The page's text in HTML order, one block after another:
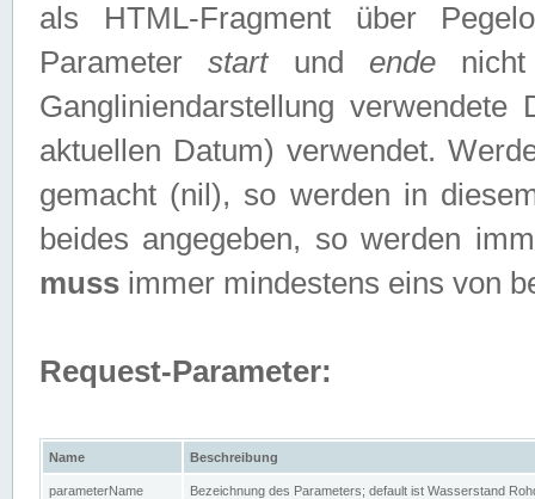
als HTML-Fragment über
Parameterstartund endenicht
Gangliniendarstellung
aktuellen Datum) verwendet.
gemacht (nil), so werden in
beides angegeben, so werden
muss immer mindestens eins von
Request-Parameter:
Name Beschreibung
parameterName Bezeichnung des Parameters; default ist Wasserstand